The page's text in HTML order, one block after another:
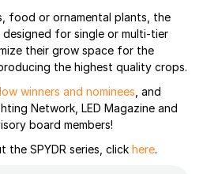
food or ornamental plants, the
designed for single or multi-tier
their grow space for the
the highest quality crops.
winners and nominees , and
Network, LED Magazine and
board members!
the SPYDR series, click here.